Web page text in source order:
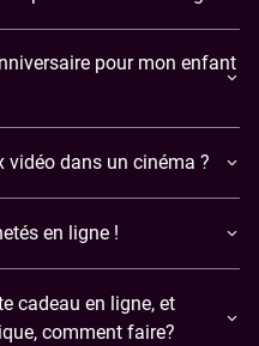
pour mon enfant
vidéo dans un cinéma ?
en ligne !
cadeau en ligne, et
comment faire?